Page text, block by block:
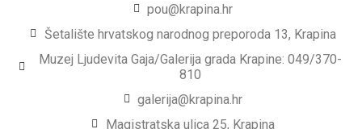
pou@krapina.hr
Šetalište hrvatskog narodnog preporoda 13, Krapina
Muzej Ljudevita Gaja/Galerija grada Krapine: 049/370-
810
galerija@krapina.hr
Magistratska ulica 25, Krapina